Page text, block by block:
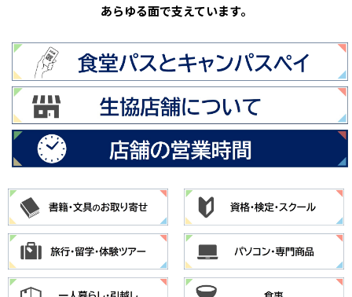
あらゆる面で支えています。